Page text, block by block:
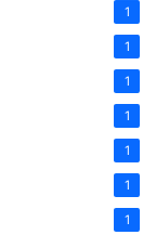
1
1
1
1
1
1
1